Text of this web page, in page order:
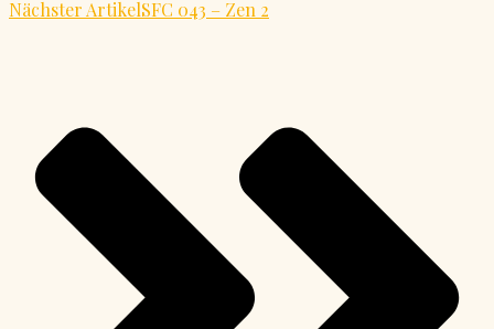
Nächster ArtikelSFC 043 – Zen 2